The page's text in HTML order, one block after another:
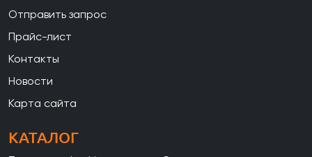
Отправить запрос
Прайс-лист
Контакты
Новости
Карта сайта
КАТАЛОГ